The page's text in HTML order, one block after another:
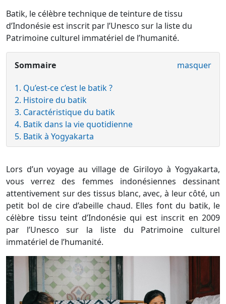
Batik, le célèbre technique de teinture de tissu
d’Indonésie est inscrit par l’Unesco sur la liste du
Patrimoine culturel immatériel de l’humanité.
Sommaire masquer
1. Qu’est-ce c’est le batik ?
2. Histoire du batik
3. Caractéristique du batik
4. Batik dans la vie quotidienne
5. Batik à Yogyakarta
Lors d’un voyage au village de Giriloyo à Yogyakarta,
vous verrez des femmes indonésiennes dessinant
attentivement sur des tissus blanc, avec, à leur côté, un
petit bol de cire d’abeille chaud. Elles font du batik, le
célèbre tissu teint d’Indonésie qui est inscrit en 2009
par l’Unesco sur la liste du Patrimoine culturel
immatériel de l’humanité.